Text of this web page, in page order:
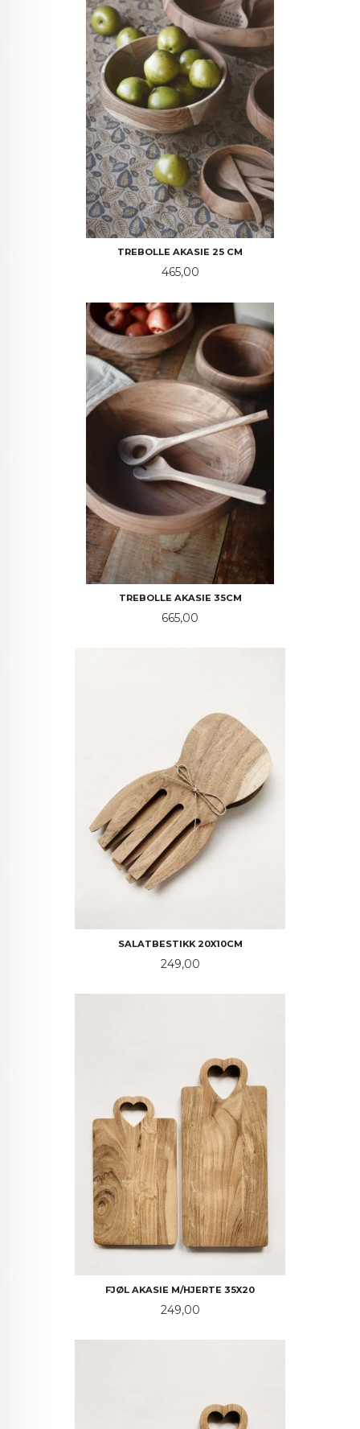
TREBOLLE AKASIE 25 CM
Pris
465,00
TREBOLLE AKASIE 35CM
Pris
665,00
SALATBESTIKK 20X10CM
Pris
249,00
FJØL AKASIE M/HJERTE 35X20
Pris
249,00